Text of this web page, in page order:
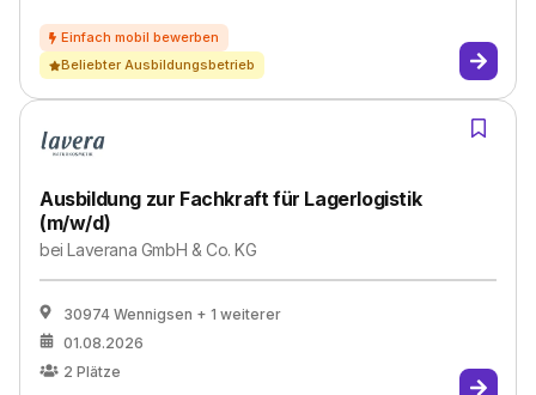
Beliebter Ausbildungsbetrieb
Ausbildung zur Fachkraft für Lagerlogistik
(m/w/d)
beiLaverana GmbH & Co. KG
30974 Wennigsen + 1 weiterer
01.08.2026
2 Plätze